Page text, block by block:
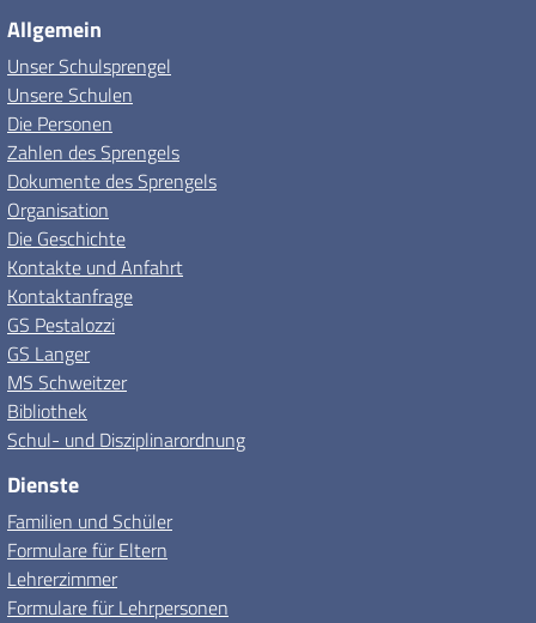
Allgemein
Unser Schulsprengel
Unsere Schulen
Die Personen
Zahlen des Sprengels
Dokumente des Sprengels
Organisation
Die Geschichte
Kontakte und Anfahrt
Kontaktanfrage
GS Pestalozzi
GS Langer
MS Schweitzer
Bibliothek
Schul- und Disziplinarordnung
Dienste
Familien und Schüler
Formulare für Eltern
Lehrerzimmer
Formulare für Lehrpersonen